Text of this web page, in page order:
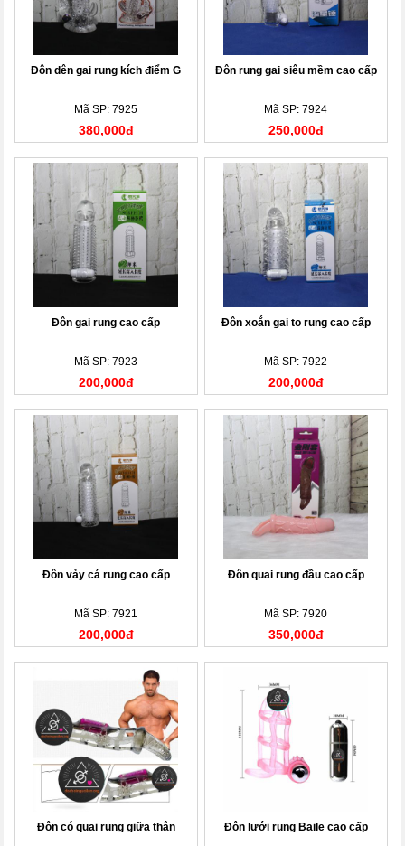
Đôn dên gai rung kích điểm G
Mã SP: 7925
380,000đ
Đôn rung gai siêu mềm cao cấp
Mã SP: 7924
250,000đ
Đôn gai rung cao cấp
Mã SP: 7923
200,000đ
Đôn xoắn gai to rung cao cấp
Mã SP: 7922
200,000đ
Đôn vảy cá rung cao cấp
Mã SP: 7921
200,000đ
Đôn quai rung đầu cao cấp
Mã SP: 7920
350,000đ
Đôn có quai rung giữa thân Đôn lưới rung Baile cao cấp